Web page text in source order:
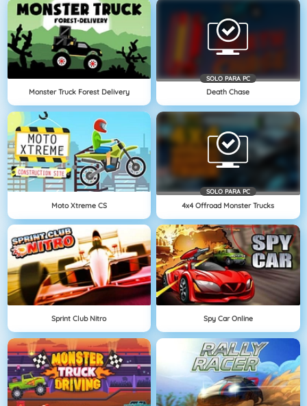
Monster Truck Forest Delivery
SOLO PARA PC
Death Chase
Moto Xtreme CS
SOLO PARA PC
4x4 Offroad Monster Trucks
Sprint Club Nitro Spy Car Online